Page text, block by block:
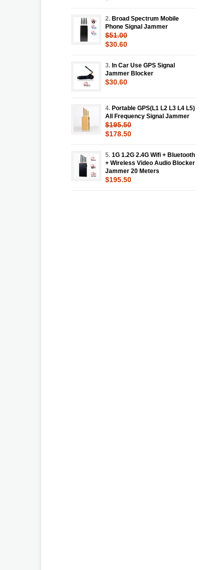
2. Broad Spectrum Mobile
Phone Signal Jammer
$51.00
$30.60
3. In Car Use GPS Signal
Jammer Blocker
$30.60
4. Portable GPS(L1 L2 L3 L4 L5)
All Frequency Signal Jammer
$195.50
$178.50
5. 1G 1.2G 2.4G Wifi + Bluetooth
+ Wireless Video Audio Blocker
Jammer 20 Meters
$195.50